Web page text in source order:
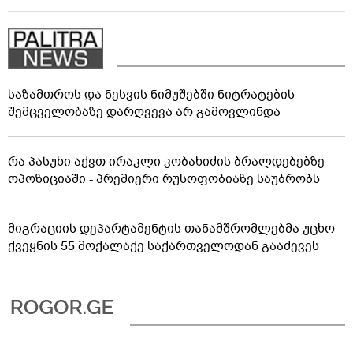
საზამთროს და ნესვის ნიმუშებში ნიტრატების
შემცველობაზე დარღვევა არ გამოვლინდა
რა პასუხი აქვთ ირაკლი კობახიძის ბრალდებებზე
ოპოზიციაში - პრემიერი რუსოფობიაზე საუბრობს
მიგრაციის დეპარტამენტის თანამშრომლებმა უცხო
ქვეყნის 55 მოქალაქე საქართველოდან გააძევეს